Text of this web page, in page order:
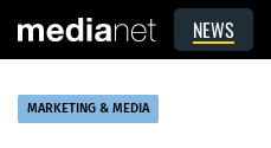
NEWS
MARKETING & MEDIA